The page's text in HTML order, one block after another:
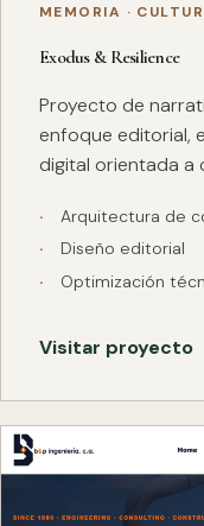
MEMORIA ·
Exodus & Resilience
Proyecto de
enfoque editorial,
digital orientada a
Arquitectura de
Diseño editorial
Optimización
Visitar proyecto